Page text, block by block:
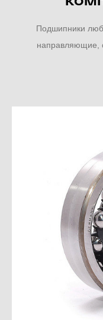
Подшипники
направляющие,